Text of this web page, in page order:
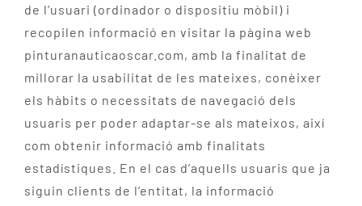
de l’usuari (ordinador o dispositiu mòbil) i
recopilen informació en visitar la pàgina web
pinturanauticaoscar.com, amb la finalitat de
millorar la usabilitat de les mateixes, conèixer
els hàbits o necessitats de navegació dels
usuaris per poder adaptar-se als mateixos, així
com obtenir informació amb finalitats
estadístiques. En el cas d’aquells usuaris que ja
siguin clients de l’entitat, la informació